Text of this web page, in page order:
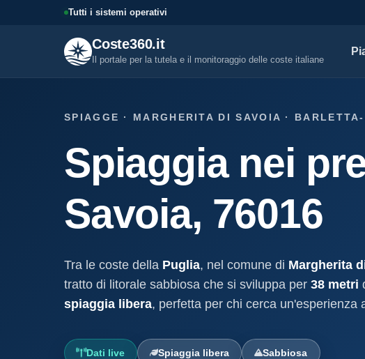
Tutti i sistemi operativi
Coste360.it
Il portale per la tutela e il monitoraggio delle coste italiane
Visure, fascicoli, verifica concessioni e
altro.
Visura concessione demaniale
marittima
Un documento sintetico della concessione
demaniale marittima
demaniale marittima
Storico completo ed evolutivo della
SPIAGGE · MARGHERITA DI SAVOIA ·
Spiaggia nei
Savoia, 76016
Tra le coste della Puglia, nel comune di Margherita
tratto di litorale sabbiosa che si sviluppa per 38 metri
spiaggia libera, perfetta per chi cerca un'esperienza
Dati live Spiaggia libera Sabbiosa